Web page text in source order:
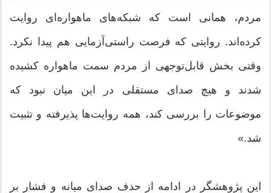
مردم، همانی است که شبکه‌های ماهواره‌ای روایت
کرده‌اند. روایتی که فرصت راستی‌آزمایی هم پیدا نکرد.
وقتی بخش قابل‌توجهی از مردم سمت ماهواره کشیده
شدند و هیچ صدای مستقلی در این میان نبود که
موضوعات را بررسی کند، همه روایت‌ها پذیرفته و تثبیت
شد.»
این پژوهشگر در ادامه از حذف صدای میانه و فشار بر